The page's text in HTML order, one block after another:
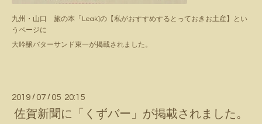
九州・山口 旅の本「Leak]の【私がおすすめするとっておきお土産】とい
うページに
大吟醸バターサンド東一が掲載されました。
2019 / 07 / 05 20:15
佐賀新聞に「くずバー」が掲載されました。